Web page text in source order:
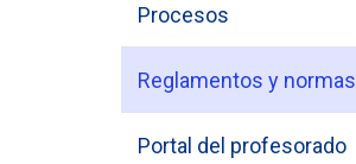
Procesos
Reglamentos y normas
Portal del profesorado